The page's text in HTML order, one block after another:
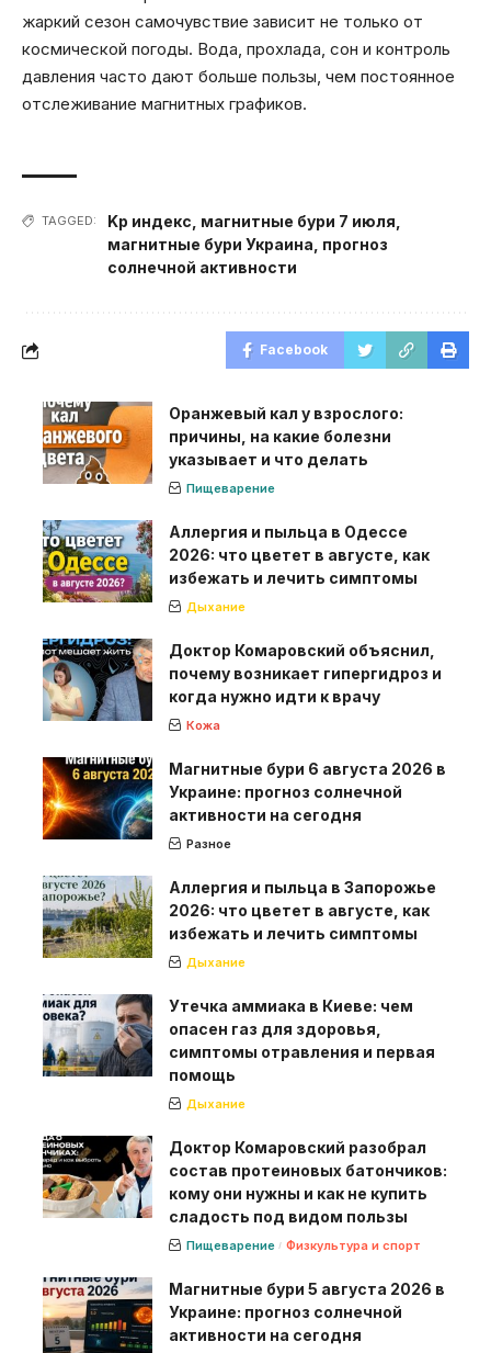
жаркий сезон самочувствие зависит не только от
космической погоды. Вода, прохлада, сон и контроль
давления часто дают больше пользы, чем постоянное
отслеживание магнитных графиков.
TAGGED: Kp индекс магнитные бури 7 июля
магнитные бури Украина прогноз
солнечной активности
Facebook
Оранжевый кал у взрослого:
причины, на какие болезни
указывает и что делать
Пищеварение
Аллергия и пыльца в Одессе
2026: что цветет в августе, как
избежать и лечить симптомы
Дыхание
Доктор Комаровский объяснил,
почему возникает гипергидроз и
когда нужно идти к врачу
Кожа
Магнитные бури 6 августа 2026 в
Украине: прогноз солнечной
активности на сегодня
Разное
Аллергия и пыльца в Запорожье
2026: что цветет в августе, как
избежать и лечить симптомы
Дыхание
Утечка аммиака в Киеве: чем
опасен газ для здоровья,
симптомы отравления и первая
помощь
Дыхание
Доктор Комаровский разобрал
состав протеиновых батончиков:
кому они нужны и как не купить
сладость под видом пользы
Пищеварение Физкультура и спорт
Магнитные бури 5 августа 2026 в
Украине: прогноз солнечной
активности на сегодня